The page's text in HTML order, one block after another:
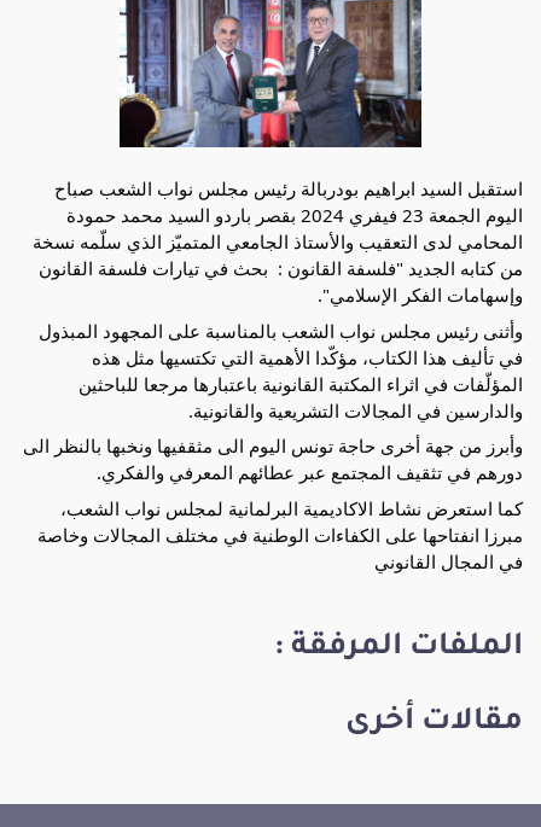
وإسهامات الفكر الإسلامي".
المؤلّفات في اثراء المكتبة القانونية باعتبارها
والدارسين في المجالات التشريعية والقانونية.
دورهم في تثقيف المجتمع عبر عطائهم المعرفي والفكري.
في المجال القانوني
الملفات المرفقة :
مقالات أخرى